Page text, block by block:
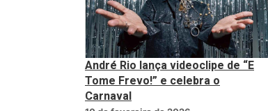
André Rio lança videoclipe de “E
Tome Frevo!” e celebra o
Carnaval